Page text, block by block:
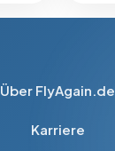
Die
auf
Produktseite
Über FlyAgain.de
Karriere